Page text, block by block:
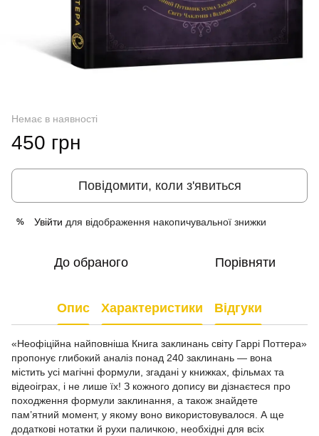
Немає в наявності
450 грн
Повідомити, коли з'явиться
% Увійти для відображення накопичувальної знижки
До обраного Порівняти
Опис Характеристики Відгуки
«Неофіційна найповніша Книга заклинань світу Гаррі Поттера»
пропонує глибокий аналіз понад 240 заклинань — вона
містить усі магічні формули, згадані у книжках, фільмах та
відеоіграх, і не лише їх! З кожного допису ви дізнаєтеся про
походження формули заклинання, а також знайдете
пам’ятний момент, у якому воно використовувалося. А ще
додаткові нотатки й рухи паличкою, необхідні для всіх